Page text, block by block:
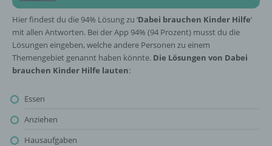
Hier findest du die 94% Lösung zu ‘Dabei brauchen Kinder Hilfe‘
mit allen Antworten. Bei der App 94% (94 Prozent) musst du die
Lösungen eingeben, welche andere Personen zu einem
Themengebiet genannt haben könnte. Die Lösungen von Dabei
brauchen Kinder Hilfe lauten:
Essen
Anziehen
Hausaufgaben